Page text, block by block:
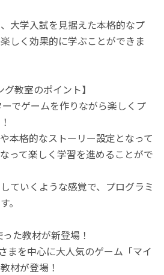
大学入試を見据えた本格的なプ
しく効果的に学ぶことができま
グ教室のポイント】
でゲームを作りながら楽しくプ
本格的なストーリー設定となって
って楽しく学習を進めることがで
ていくような感覚で、プログラミ
。
た教材が新登場！
まを中心に大人気のゲーム「マイ
材が登場！